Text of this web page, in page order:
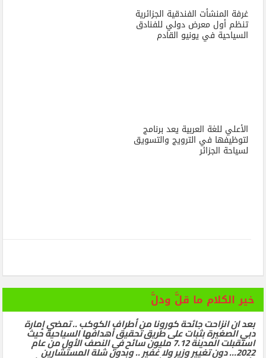
غرفة المنشأت الفندقية الجزائرية
تنظم أول معرض دولي للفنادق
السياحية في يونيو القادم
الأعلي للغة العربية يعد برنامج
لتوظيفها في الترويج والتسويق
لسياحة الجزائر
خير الكلام ما قلَّ ودلَّ
بعد ان انزاحت جائحة كورونا من أطراف الكوكب .. تمضي إمارة
دبي الصغيرة بثبات على طريق تحقيق أهدافها السياحية حيث
استقبلت المدينة 7.12 مليون سائح في النصف الأول من عام
2022… دون تغيير وزير ولا غفير .. وبدون شلة المستشارين